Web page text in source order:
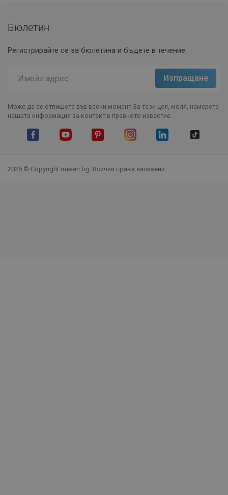
Бюлетин
Регистрирайте се за бюлетина и бъдете в течение.
Може да се отпишете във всеки момент.За тази цел, моля, намерете
нашата информация за контакт в правното известие.
2026 © Copyright mexen.bg. Всички права запазени.